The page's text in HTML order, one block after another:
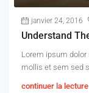
janvier 24, 2016
Understand
Lorem ipsum
mollis et sem sed
continuer la lecture